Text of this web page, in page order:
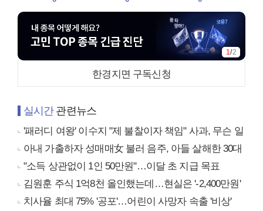
1/2
한경지면 구독신청
실시간관련뉴스
'패러디 여왕' 이수지 "제 불찰이자 책임" 사과, 무슨 일
아내 가출하자 성매매女 불러 음주, 아들 살해한 30대
"소득 상관없이 1인 50만원"…이달 초 지급 목표
김원훈 주식 1억8천 올인했는데…현실은 '-2,400만원'
치사율 최대 75% '공포'…어린이 사망자 속출 '비상'